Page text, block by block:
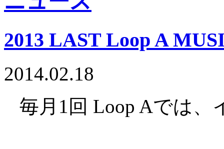
2013 LAST Loop A
2014.02.18
毎月1回 Loop Aでは